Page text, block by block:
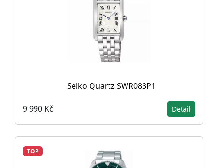
Seiko Quartz SWR083P1
9 990 Kč Detail
TOP